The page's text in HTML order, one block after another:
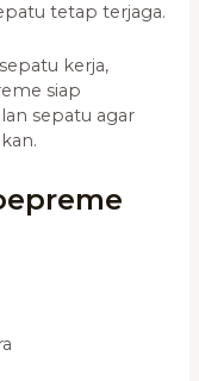
tetap terjaga.
kerja,
siap
sepatu agar